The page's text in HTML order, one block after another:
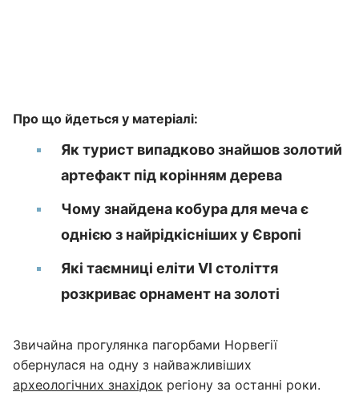
Про що йдеться у матеріалі:
Як турист випадково знайшов золотий
артефакт під корінням дерева
Чому знайдена кобура для меча є
однією з найрідкісніших у Європі
Які таємниці еліти VI століття
розкриває орнамент на золоті
Звичайна прогулянка пагорбами Норвегії
обернулася на одну з найважливіших
археологічних знахідок регіону за останні роки.